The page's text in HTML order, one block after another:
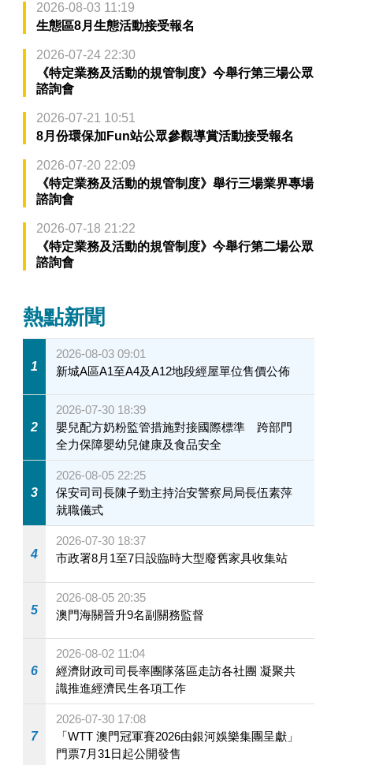
2026-08-03 11:19
生態區8月生態活動接受報名
2026-07-24 22:30
《特定業務及活動的規管制度》今舉行第三場公眾
諮詢會
2026-07-21 10:51
8月份環保加Fun站公眾參觀導賞活動接受報名
2026-07-20 22:09
《特定業務及活動的規管制度》舉行三場業界專場
諮詢會
2026-07-18 21:22
《特定業務及活動的規管制度》今舉行第二場公眾
諮詢會
熱點新聞
1
2026-08-03 09:01
新城A區A1至A4及A12地段經屋單位售價公佈
2
2026-07-30 18:39
嬰兒配方奶粉監管措施對接國際標準 跨部門
全力保障嬰幼兒健康及食品安全
3
2026-08-05 22:25
保安司司長陳子勁主持治安警察局局長伍素萍
就職儀式
4
2026-07-30 18:37
市政署8月1至7日設臨時大型廢舊家具收集站
5
2026-08-05 20:35
澳門海關晉升9名副關務監督
6
2026-08-02 11:04
經濟財政司司長率團隊落區走訪各社團 凝聚共
識推進經濟民生各項工作
7
2026-07-30 17:08
「WTT 澳門冠軍賽2026由銀河娛樂集團呈獻」
門票7月31日起公開發售